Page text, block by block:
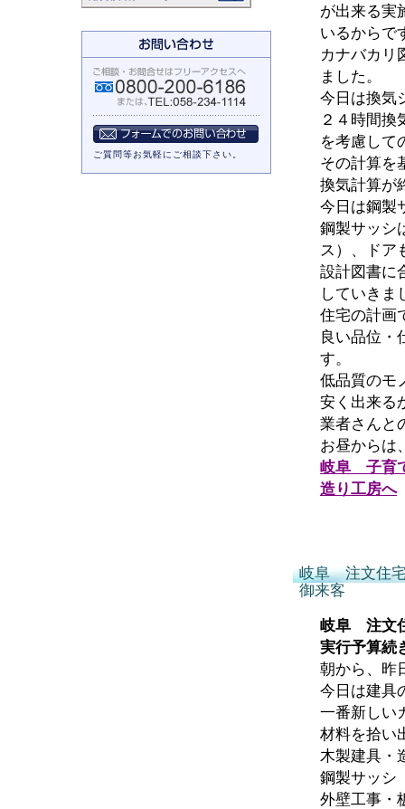
が出来る実
いるからで
カナバカリ
ました。
今日は換気
２４時間換
を考慮して
その計算を
換気計算が
今日は鋼製
鋼製サッシ
ス）、ドア
設計図書に
していきま
住宅の計画
良い品位・
す。
低品質のモ
安く出来る
業者さんと
お昼からは
岐阜 子育
造り工房へ
岐阜 注文住
御来客
岐阜 注文
実行予算続
朝から、昨
今日は建具
一番新しい
材料を拾い
木製建具・
鋼製サッシ
外壁工事・
ご質問等お気軽にご相談下さい。